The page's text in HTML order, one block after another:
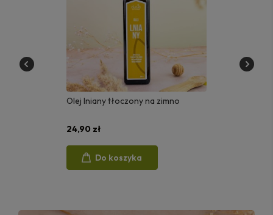
Olej lniany tłoczony na zimno
24,90 zł
Do koszyka